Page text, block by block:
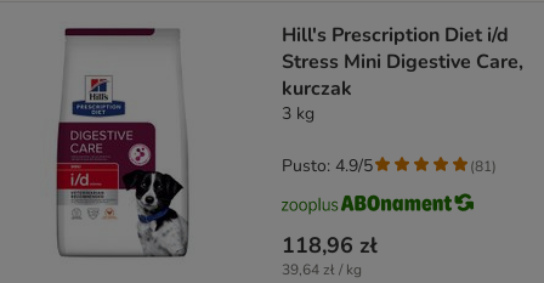
Hill's Prescription Diet i/d
Stress Mini Digestive Care,
kurczak
3 kg
118,96 zł
39,64 zł / kg
Pusto: 4.9/5 (81)